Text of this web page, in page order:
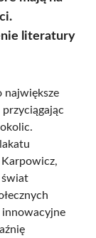
literatury
największe
świat
innowacyjne